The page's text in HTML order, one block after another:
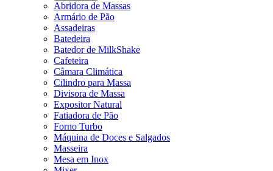
Abridora de Massas
Armário de Pão
Assadeiras
Batedeira
Batedor de MilkShake
Cafeteira
Câmara Climática
Cilindro para Massa
Divisora de Massa
Expositor Natural
Fatiadora de Pão
Forno Turbo
Máquina de Doces e Salgados
Masseira
Mesa em Inox